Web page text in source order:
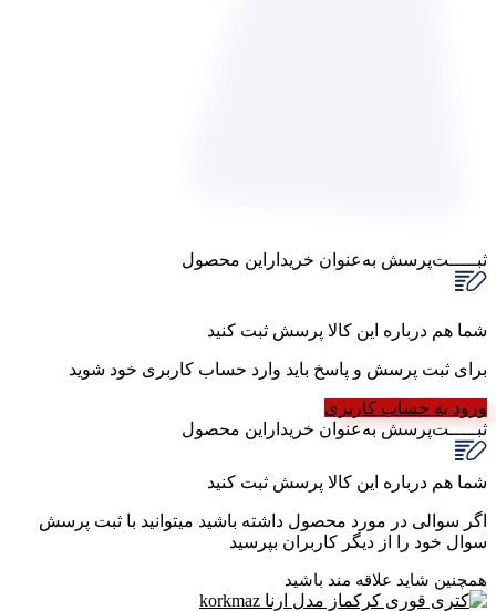
ثبـــــت‌پرسش به‌عنوان ‌خریدار‌این‌ محصول
شما هم درباره این کالا پرسش ثبت کنید
برای ثبت پرسش و پاسخ باید وارد حساب کاربری خود شوید
ورود به حساب کاربری
ثبـــــت‌پرسشبه‌عنوان ‌خریدار‌این‌ محصول
شما هم درباره این کالا پرسش ثبت کنید
اگر سوالی در مورد محصول داشته باشید میتوانید با ثبت پرسش
سوال خود را از دیگر کاربران بپرسید
همچنین شاید علاقه مند باشید